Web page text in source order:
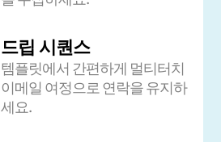
드립 시퀀스
템플릿에서 간편하게 멀티터치
이메일 여정으로 연락을 유지하
세요.